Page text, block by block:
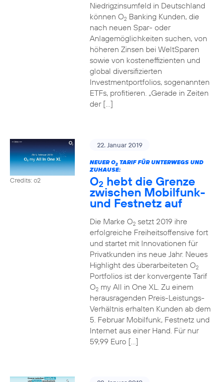
Niedrigzinsumfeld in Deutschland
können O2Banking Kunden, die
nach neuen Spar- oder
Anlagemöglichkeiten suchen, von
höheren Zinsen bei WeltSparen
sowie von kosteneffizienten und
global diversifizierten
Investmentportfolios, sogenannten
ETFs, profitieren. „Gerade in Zeiten
der […]
Credits: o2
22. Januar 2019
NEUER O2TARIF FÜR UNTERWEGS UND
ZUHAUSE:
O2 hebt die Grenze
zwischen Mobilfunk-
und Festnetz auf
Die Marke O2setzt 2019 ihre
erfolgreiche Freiheitsoffensive fort
und startet mit Innovationen für
Privatkunden ins neue Jahr. Neues
Highlight des überarbeiteten O2
Portfolios ist der konvergente Tarif
O2my All in One XL. Zu einem
herausragenden Preis-Leistungs-
Verhältnis erhalten Kunden ab dem
5. Februar Mobilfunk, Festnetz und
Internet aus einer Hand. Für nur
59,99 Euro […]